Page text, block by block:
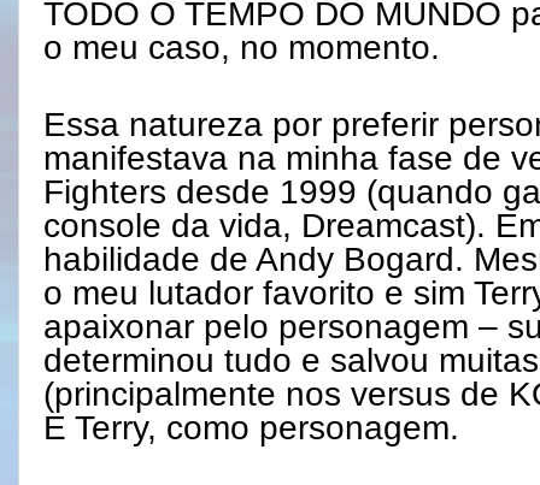
TODO O TEMPO DO MUNDO
o meu caso, no momento.
Essa natureza por preferir
manifestava na minha fase de
Fighters desde 1999 (quando
console da vida, Dreamcast).
habilidade de Andy Bogard.
o meu lutador favorito e sim
apaixonar pelo personagem –
determinou tudo e salvou
(principalmente nos versus de
E Terry, como personagem.